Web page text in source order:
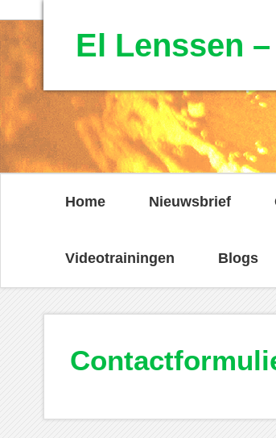
El Lenssen
Home Nieuwsbrief
Videotrainingen Blogs